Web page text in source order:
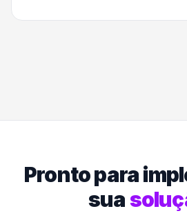
Pronto para
sua